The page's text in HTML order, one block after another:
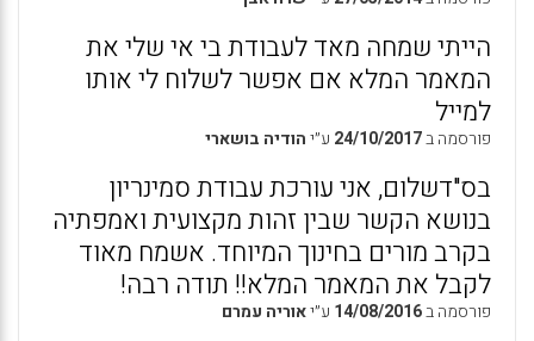
הייתי שמחה מאד לעבודת בי אי שלי את
המאמר המלא אם אפשר לשלוח לי אותו
למייל
פורסמה ב24/10/2017 ע״יהודיה בושארי
בס"דשלום, אני עורכת עבודת סמינריון
בנושא הקשר שבין זהות מקצועית ואמפתיה
בקרב מורים בחינוך המיוחד. אשמח מאוד
לקבל את המאמר המלא!! תודה רבה!
פורסמה ב14/08/2016 ע״יאוריה עמרם